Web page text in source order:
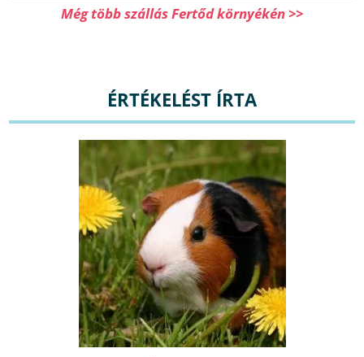
Még több szállás Fertőd környékén >>
ÉRTÉKELÉST ÍRTA